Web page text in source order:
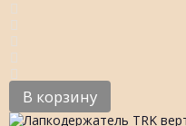
В корзину